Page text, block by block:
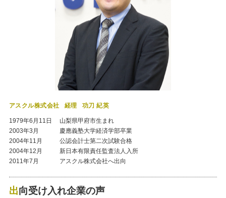
アスクル株式会社 経理 功刀 紀英
1979年6月11日
山梨県甲府市生まれ
2003年3月
慶應義塾大学経済学部卒業
2004年11月
公認会計士第二次試験合格
2004年12月
新日本有限責任監査法人入所
2011年7月
アスクル株式会社へ出向
出向受け入れ企業の声